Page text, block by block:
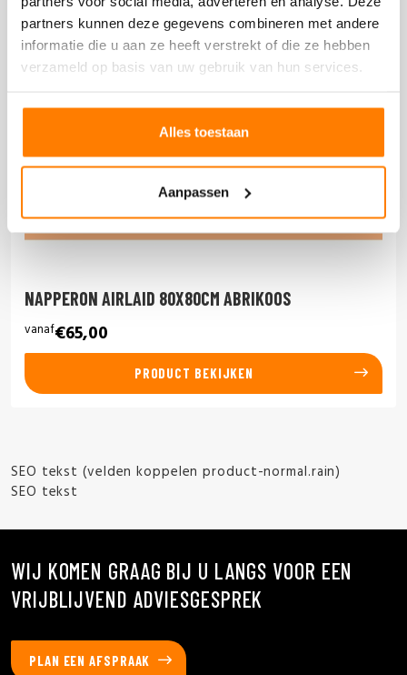
partners kunnen deze gegevens combineren met andere
informatie die u aan ze heeft verstrekt of die ze hebben
verzameld op basis van uw gebruik van hun services.
Alles toestaan
Aanpassen
NAPPERON AIRLAID 80X80CM ABRIKOOS
vanaf€65,00
PRODUCT BEKIJKEN
SEO tekst (velden koppelen product-normal.rain)
SEO tekst
WIJ KOMEN GRAAG BIJ U LANGS VOOR EEN
VRIJBLIJVEND ADVIESGESPREK
PLAN EEN AFSPRAAK